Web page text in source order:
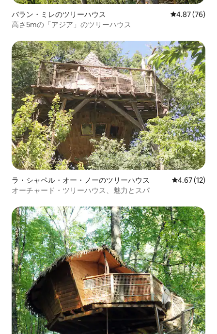
バラン・ミレのツリーハウス レビュー76
4.87 (76)
高さ5mの「アジア」のツリーハウス
ラ・シャペル・オー・ノーのツリーハウス レビュー12
4.67 (12)
オーチャード・ツリーハウス、魅力とスパ